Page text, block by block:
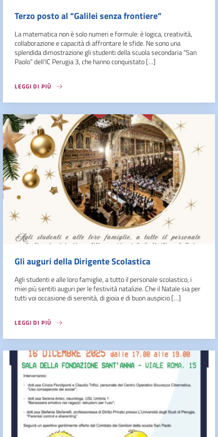
Terzo posto al “Galilei senza frontiere”
La matematica non è solo numeri e formule: è logica, creatività,
collaborazione e capacità di affrontare le sfide. Ne sono una
splendida dimostrazione gli studenti della scuola secondaria “San
Paolo” dell’IC Perugia 3, che hanno conquistato […]
LEGGI DI PIÙ
Gli auguri della Dirigente Scolastica
Agli studenti e alle loro famiglie, a tutto il personale scolastico, i
miei più sentiti auguri per le festività natalizie. Che il Natale sia per
tutti voi occasione di serenità, di gioia e di buon auspicio […]
LEGGI DI PIÙ